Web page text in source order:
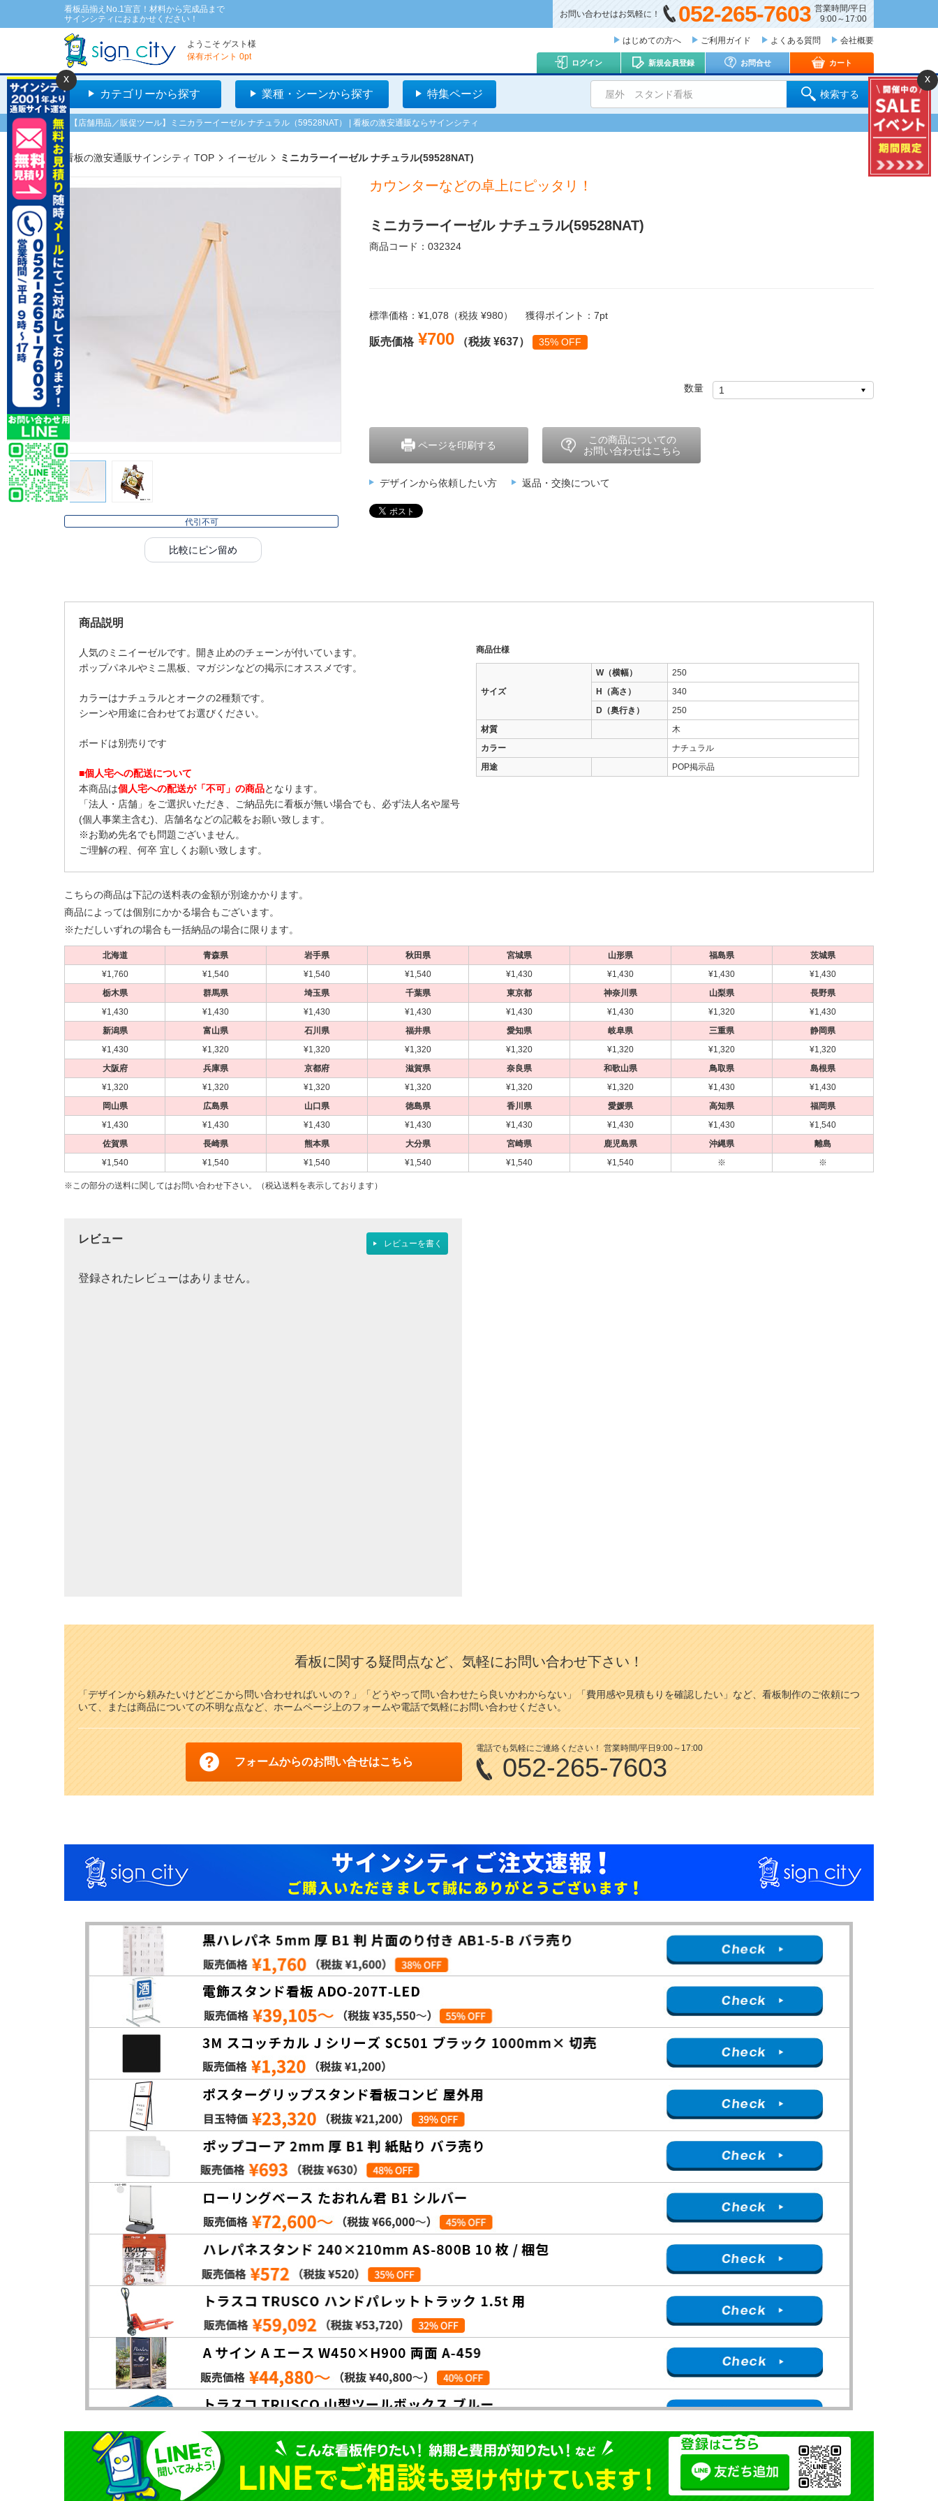
看板品揃えNo.1宣言！材料から完成品まで
サインシティにおまかせください！
お問い合わせはお気軽に！ 052-265-7603 営業時間/平日
9:00～17:00
ようこそ ゲスト 様
保有ポイント 0pt
はじめての方へ ご利用ガイド よくある質問 会社概要
ログイン 新規会員登録 お問合せ カート
カテゴリーから探す 業種・シーンから探す 特集ページ 屋外 スタンド看板 検索する
【店舗用品／販促ツール】ミニカラーイーゼル ナチュラル（59528NAT） | 看板の激安通販ならサインシティ
看板の激安通販サインシティ TOP イーゼル ミニカラーイーゼル ナチュラル(59528NAT)
代引不可
比較にピン留め
カウンターなどの卓上にピッタリ！
ミニカラーイーゼル ナチュラル(59528NAT)
商品コード：032324
標準価格：¥1,078（税抜 ¥980） 獲得ポイント：7pt
販売価格 ¥700 （税抜 ¥637） 35% OFF
数量
ページを印刷する
この商品についての
お問い合わせはこちら
デザインから依頼したい方 返品・交換について
商品説明
人気のミニイーゼルです。開き止めのチェーンが付いています。
ポップパネルやミニ黒板、マガジンなどの掲示にオススメです。
カラーはナチュラルとオークの2種類です。
シーンや用途に合わせてお選びください。
ボードは別売りです
■個人宅への配送について
本商品は個人宅への配送が「不可」の商品となります。
「法人・店舗」をご選択いただき、ご納品先に看板が無い場合でも、必ず法人名や屋号
(個人事業主含む)、店舗名などの記載をお願い致します。
※お勤め先名でも問題ございません。
ご理解の程、何卒 宜しくお願い致します。
商品仕様
サイズ
W（横幅）
250
H（高さ）
340
D（奥行き）
250
材質
木
カラー
ナチュラル
用途
POP掲示品
こちらの商品は下記の送料表の金額が別途かかります。
商品によっては個別にかかる場合もございます。
※ただしいずれの場合も一括納品の場合に限ります。
※この部分の送料に関してはお問い合わせ下さい。（税込送料を表示しております）
北海道 青森県 岩手県 秋田県 宮城県 山形県 福島県
茨城県
¥1,760
¥1,540 ¥1,540 ¥1,540 ¥1,430 ¥1,430 ¥1,430
¥1,430
栃木県
群馬県 埼玉県 千葉県 東京都 神奈川県 山梨県
長野県
¥1,430
¥1,430 ¥1,430 ¥1,430 ¥1,430 ¥1,430 ¥1,320
¥1,430
新潟県
富山県 石川県 福井県 愛知県 岐阜県 三重県
静岡県
¥1,430
¥1,320 ¥1,320 ¥1,320 ¥1,320 ¥1,320 ¥1,320
¥1,320
大阪府
兵庫県 京都府 滋賀県 奈良県 和歌山県 鳥取県
島根県
¥1,320
¥1,320 ¥1,320 ¥1,320 ¥1,320 ¥1,320 ¥1,430
¥1,430
岡山県
広島県 山口県 徳島県 香川県 愛媛県 高知県
福岡県
¥1,430
¥1,430 ¥1,430 ¥1,430 ¥1,430 ¥1,430 ¥1,430
¥1,540
佐賀県
長崎県 熊本県 大分県 宮崎県 鹿児島県 沖縄県
離島
¥1,540
¥1,540 ¥1,540 ¥1,540 ¥1,540 ¥1,540 ※ ※
レビュー レビューを書く
登録されたレビューはありません。
看板に関する疑問点など、気軽にお問い合わせ下さい！
「デザインから頼みたいけどどこから問い合わせればいいの？」「どうやって問い合わせたら良いかわからない」「費用感や見積もりを確認したい」など、看板制作のご依頼につ
いて、または商品についての不明な点など、ホームページ上のフォームや電話で気軽にお問い合わせください。
フォームからのお問い合せはこちら
電話でも気軽にご連絡ください！ 営業時間/平日9:00～17:00
052-265-7603
x
x